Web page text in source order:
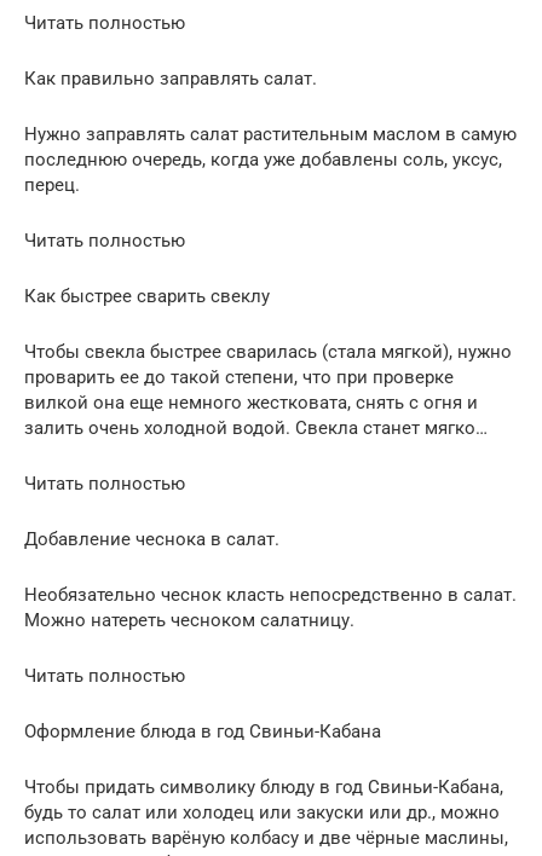
Читать полностью
Как правильно заправлять салат.
Нужно заправлять салат растительным маслом в самую
последнюю очередь, когда уже добавлены соль, уксус,
перец.
Читать полностью
Как быстрее сварить свеклу
Чтобы свекла быстрее сварилась (стала мягкой), нужно
проварить ее до такой степени, что при проверке
вилкой она еще немного жестковата, снять с огня и
залить очень холодной водой. Свекла станет мягко…
Читать полностью
Добавление чеснока в салат.
Необязательно чеснок класть непосредственно в салат.
Можно натереть чесноком салатницу.
Читать полностью
Оформление блюда в год Свиньи-Кабана
Чтобы придать символику блюду в год Свиньи-Кабана,
будь то салат или холодец или закуски или др., можно
использовать варёную колбасу и две чёрные маслины,